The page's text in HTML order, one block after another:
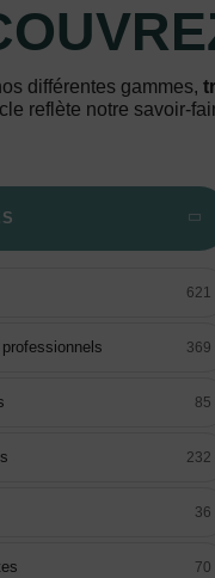
différentes gammes,
reflète notre savoir-
621
369
85
232
36
70